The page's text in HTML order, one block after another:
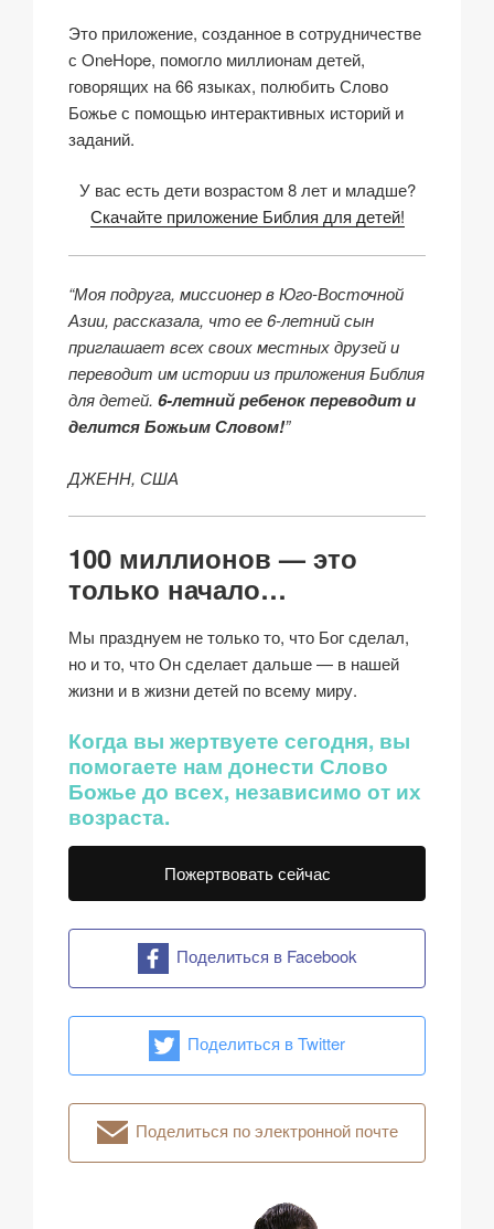
Это приложение, созданное в сотрудничестве
с OneHope, помогло миллионам детей,
говорящих на 66 языках, полюбить Слово
Божье с помощью интерактивных историй и
заданий.
У вас есть дети возрастом 8 лет и младше?
Скачайте приложение Библия для детей!
“Моя подруга, миссионер в Юго-Восточной
Азии, рассказала, что ее 6-летний сын
приглашает всех своих местных друзей и
переводит им истории из приложения Библия
для детей. 6-летний ребенок переводит и
делится Божьим Словом!”
ДЖЕНН, США
100 миллионов — это
только начало…
Мы празднуем не только то, что Бог сделал,
но и то, что Он сделает дальше — в нашей
жизни и в жизни детей по всему миру.
Когда вы жертвуете сегодня, вы
помогаете нам донести Слово
Божье до всех, независимо от их
возраста.
Пожертвовать сейчас
Поделиться в Facebook
Поделиться в Twitter
Поделиться по электронной почте